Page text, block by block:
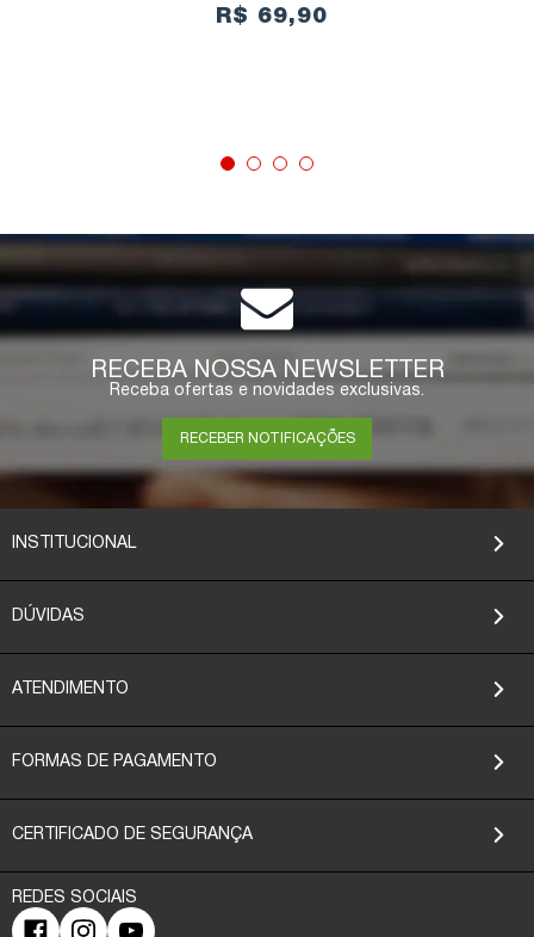
R$ 69,90
COMPRAR
RECEBA NOSSA NEWSLETTER
Receba ofertas e novidades exclusivas.
RECEBER NOTIFICAÇÕES
INSTITUCIONAL
DÚVIDAS
ATENDIMENTO
FORMAS DE PAGAMENTO
CERTIFICADO DE SEGURANÇA